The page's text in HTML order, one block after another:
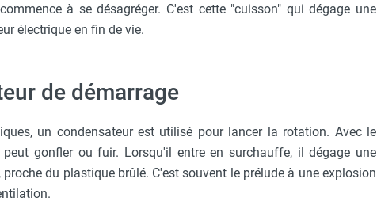
à se désagréger. C'est cette "cuisson" qui dégage une
électrique en fin de vie.
de démarrage
un condensateur est utilisé pour lancer la rotation. Avec le
gonfler ou fuir. Lorsqu'il entre en surchauffe, il dégage une
du plastique brûlé. C'est souvent le prélude à une explosion